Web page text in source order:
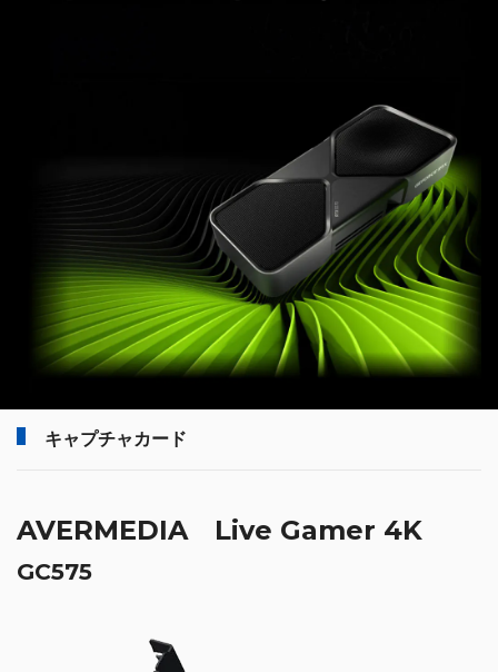
キャプチャカード
AVERMEDIA Live Gamer 4K
GC575